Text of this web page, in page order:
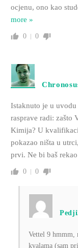
ocjenu, ono kao
more »
0 0
Istaknuto je u
rasprave radi: zašto
Kimija? U
pokazao ništa u
prvi. Ne bi baš
0 0
Vettel 9 hmmm,
kvalama (sam